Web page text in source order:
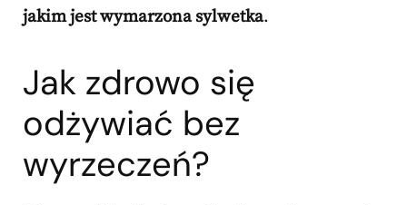
jakim jest wymarzona sylwetka.
Jak zdrowo się
odżywiać bez
wyrzeczeń?